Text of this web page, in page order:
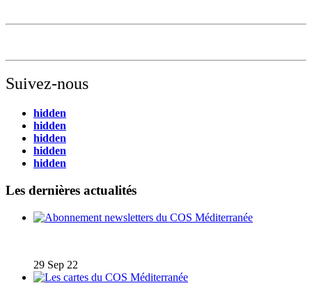
Suivez-nous
hidden
hidden
hidden
hidden
hidden
Les dernières actualités
29 Sep 22